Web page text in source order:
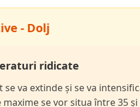
- Dolj
ridicate
va extinde și se va
se vor situa între 35 și